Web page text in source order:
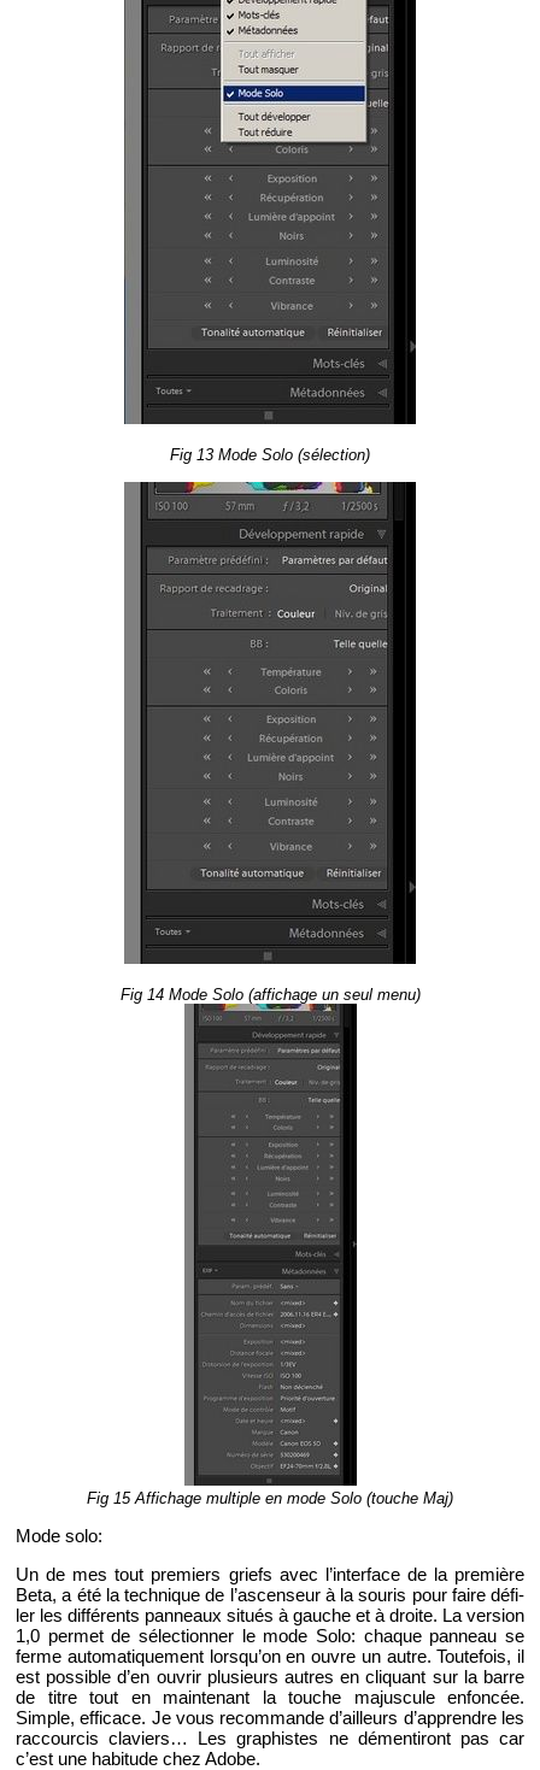
Fig 13 Mode Solo (sé­lec­tion)
Fig 14 Mode Solo (af­fi­chage un seul menu)
Fig 15 Af­fi­chage mul­tiple en mode Solo (touche Maj)
Mode solo:
Un de mes tout pre­miers griefs avec l’in­ter­face de la pre­mière
Beta, a été la tech­nique de l’as­cen­seur à la sou­ris pour faire dé­fi­
ler les dif­fé­rents pan­neaux si­tués à gauche et à droite. La ver­sion
1,0 per­met de sé­lec­tion­ner le mode Solo: chaque pan­neau se
ferme au­to­ma­ti­que­ment lors­qu’on en ouvre un autre. Tou­te­fois, il
est pos­sible d’en ou­vrir plu­sieurs autres en cli­quant sur la barre
de titre tout en main­te­nant la touche ma­jus­cule en­fon­cée.
Simple, ef­fi­cace. Je vous re­com­mande d’ailleurs d’ap­prendre les
rac­cour­cis cla­viers… Les gra­phistes ne dé­men­ti­ront pas car
c’est une ha­bi­tude chez Adobe.